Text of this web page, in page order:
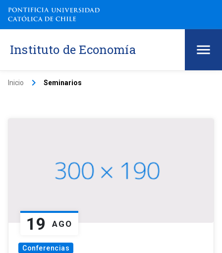
Instituto de Economía
Inicio keyboard_arrow_right Seminarios
19 AGO
Conferencias